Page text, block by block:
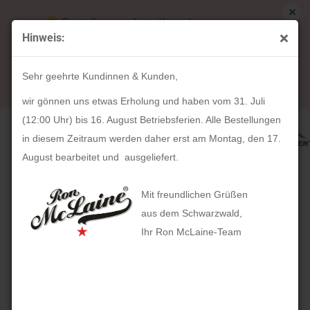
Hinweis:
Sehr geehrte Kundinnen & Kunden,
wir gönnen uns etwas Erholung und haben vom 31. Juli
(12:00 Uhr) bis 16. August Betriebsferien. Alle Bestellungen
in diesem Zeitraum werden daher erst am Montag, den 17.
August bearbeitet und ausgeliefert.
Mit freundlichen Grüßen
aus dem Schwarzwald,
Ihr Ron McLaine-Team
Bestellungen die während unserer
Betriebsferien (31. Juli ab 12:00 Uhr bis 16.
August) aufgegeben werden, werden ab Montag,
17. August bearbeitet und versendet.
« Erster
« zurück
Artikel in dieser Kategorie
Kulturtasche ROLL UP (ebenholz)